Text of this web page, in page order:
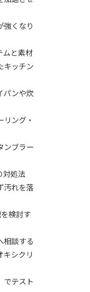
強くなり
ムと素材
キッチン
パンや炊
ング・
ンブラー
対処法
汚れを落
検討す
相談する
キシクリ
でテスト